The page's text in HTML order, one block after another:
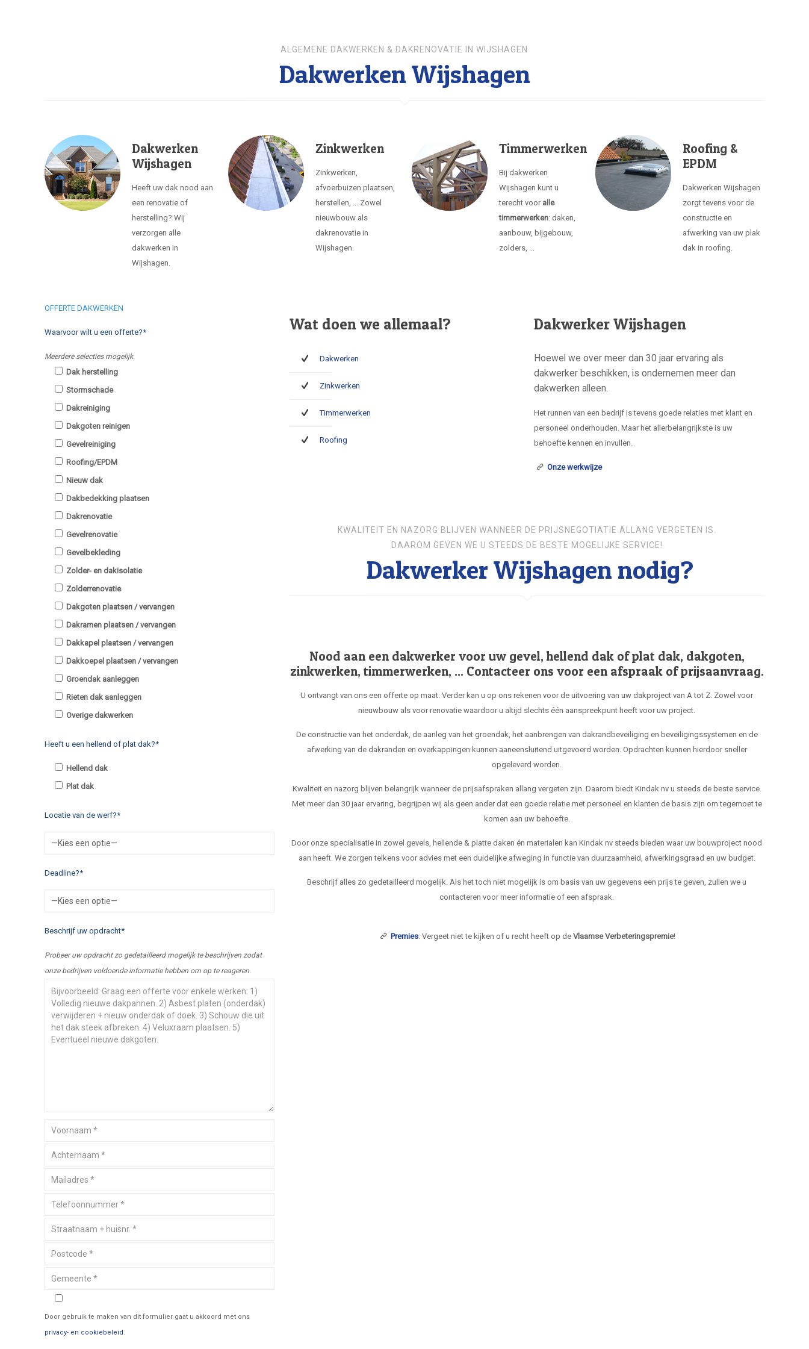
ALGEMENE DAKWERKEN & DAKRENOVATIE IN WIJSHAGEN
Dakwerken Wijshagen
Dakwerken
Wijshagen
Heeft uw dak nood aan
een renovatie of
herstelling? Wij
verzorgen alle
dakwerken in
Wijshagen.
Zinkwerken
Zinkwerken,
afvoerbuizen plaatsen,
herstellen, ... Zowel
nieuwbouw als
dakrenovatie in
Wijshagen.
Timmerwerken
Bij dakwerken
Wijshagen kunt u
terecht voor alle
timmerwerken: daken,
aanbouw, bijgebouw,
zolders, ...
Roofing &
EPDM
Dakwerken Wijshagen
zorgt tevens voor de
constructie en
afwerking van uw plak
dak in roofing.
OFFERTE DAKWERKEN
Waarvoor wilt u een offerte?*
Meerdere selecties mogelijk.
Dak herstelling
Stormschade
Dakreiniging
Dakgoten reinigen
Gevelreiniging
Roofing/EPDM
Nieuw dak
Dakbedekking plaatsen
Dakrenovatie
Gevelrenovatie
Gevelbekleding
Zolder- en dakisolatie
Zolderrenovatie
Dakgoten plaatsen / vervangen
Dakramen plaatsen / vervangen
Dakkapel plaatsen / vervangen
Dakkoepel plaatsen / vervangen
Groendak aanleggen
Rieten dak aanleggen
Overige dakwerken
Heeft u een hellend of plat dak?*
Hellend dak
Plat dak
Locatie van de werf?*
Deadline?*
Beschrijf uw opdracht*
Probeer uw opdracht zo gedetailleerd mogelijk te beschrijven zodat
onze bedrijven voldoende informatie hebben om op te reageren.
Door gebruik te maken van dit formulier gaat u akkoord met ons
privacy- en cookiebeleid.
Wat doen we allemaal?
Dakwerken
Zinkwerken
Timmerwerken
Roofing
Dakwerker Wijshagen
Hoewel we over meer dan 30 jaar ervaring als
dakwerker beschikken, is ondernemen meer dan
dakwerken alleen.
Het runnen van een bedrijf is tevens goede relaties met klant en
personeel onderhouden. Maar het allerbelangrijkste is uw
behoefte kennen en invullen.
Onze werkwijze
KWALITEIT EN NAZORG BLIJVEN WANNEER DE PRIJSNEGOTIATIE ALLANG VERGETEN IS.
DAAROM GEVEN WE U STEEDS DE BESTE MOGELIJKE SERVICE!
Dakwerker Wijshagen nodig?
Nood aan een dakwerker voor uw gevel, hellend dak of plat dak, dakgoten,
zinkwerken, timmerwerken, ... Contacteer ons voor een afspraak of prijsaanvraag.
U ontvangt van ons een offerte op maat. Verder kan u op ons rekenen voor de uitvoering van uw dakproject van A tot Z. Zowel voor
nieuwbouw als voor renovatie waardoor u altijd slechts één aanspreekpunt heeft voor uw project.
De constructie van het onderdak, de aanleg van het groendak, het aanbrengen van dakrandbeveiliging en beveiligingssystemen en de
afwerking van de dakranden en overkappingen kunnen aaneensluitend uitgevoerd worden. Opdrachten kunnen hierdoor sneller
opgeleverd worden.
Kwaliteit en nazorg blijven belangrijk wanneer de prijsafspraken allang vergeten zijn. Daarom biedt Kindak nv u steeds de beste service.
Met meer dan 30 jaar ervaring, begrijpen wij als geen ander dat een goede relatie met personeel en klanten de basis zijn om tegemoet te
komen aan uw behoefte.
Door onze specialisatie in zowel gevels, hellende & platte daken én materialen kan Kindak nv steeds bieden waar uw bouwproject nood
aan heeft. We zorgen telkens voor advies met een duidelijke afweging in functie van duurzaamheid, afwerkingsgraad en uw budget.
Beschrijf alles zo gedetailleerd mogelijk. Als het toch niet mogelijk is om basis van uw gegevens een prijs te geven, zullen we u
contacteren voor meer informatie of een afspraak.
Premies: Vergeet niet te kijken of u recht heeft op deVlaamse Verbeteringspremie!